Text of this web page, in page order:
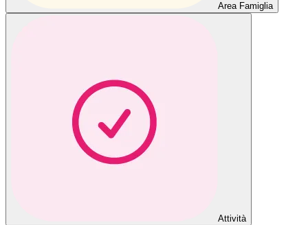
Area Famiglia
Attività